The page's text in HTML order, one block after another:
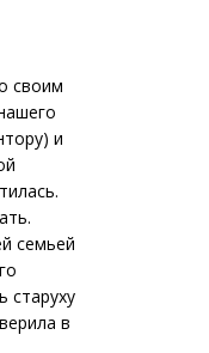
своим
и
семьей
старуху
в